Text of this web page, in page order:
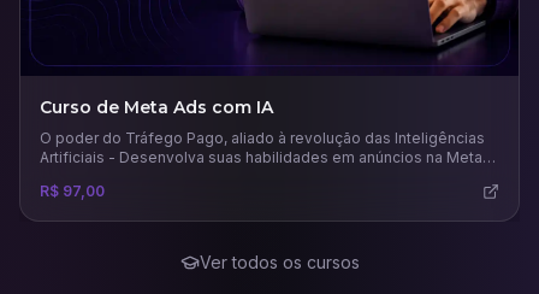
Curso de Meta Ads com IA
O poder do Tráfego Pago, aliado à revolução das Inteligências
Artificiais - Desenvolva suas habilidades em anúncios na Meta
este mercado.
R$ 97,00
Ver todos os cursos